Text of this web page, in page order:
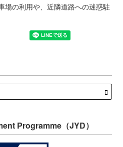
場の利用や、近隣道路への迷惑駐
Programme（JYD）